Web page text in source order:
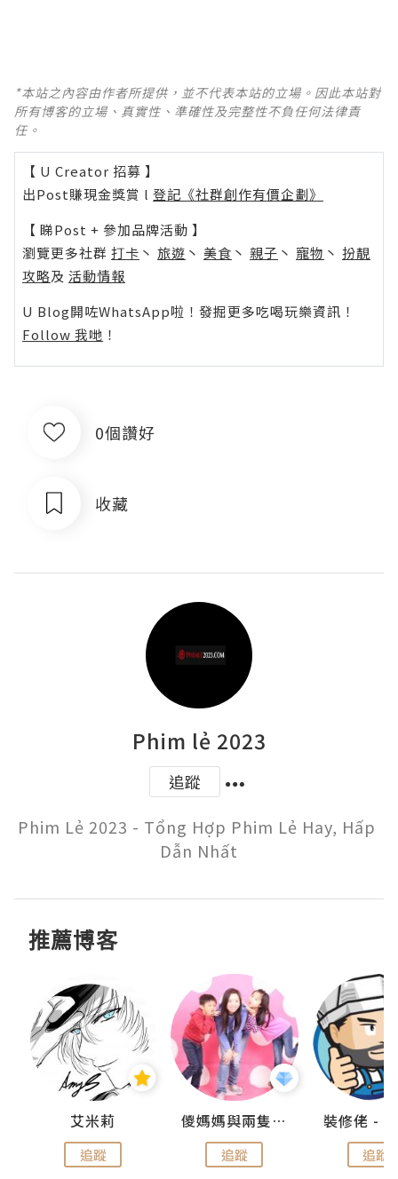
*本站之內容由作者所提供，並不代表本站的立場。因此本站對
所有博客的立場、真實性、準確性及完整性不負任何法律責
任。
【 U Creator 招募 】
出Post賺現金獎賞 l 登記《社群創作有價企劃》
【 睇Post + 參加品牌活動 】
瀏覽更多社群 打卡 丶 旅遊 丶 美食 丶 親子 丶 寵物 丶 扮靚
攻略及 活動情報
U Blog開咗WhatsApp啦！發掘更多吃喝玩樂資訊！
Follow 我哋 ！
0個讚好
收藏
Phim lẻ 2023
追蹤
Phim Lẻ 2023 - Tổng Hợp Phim Lẻ Hay, Hấp
Dẫn Nhất
推薦博客
艾米莉
追蹤
儍媽媽與兩隻小魔怪之家
追蹤 追蹤